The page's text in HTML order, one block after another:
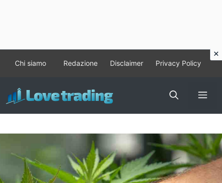
contenuto
Chi siamo Redazione Disclaimer Privacy Policy